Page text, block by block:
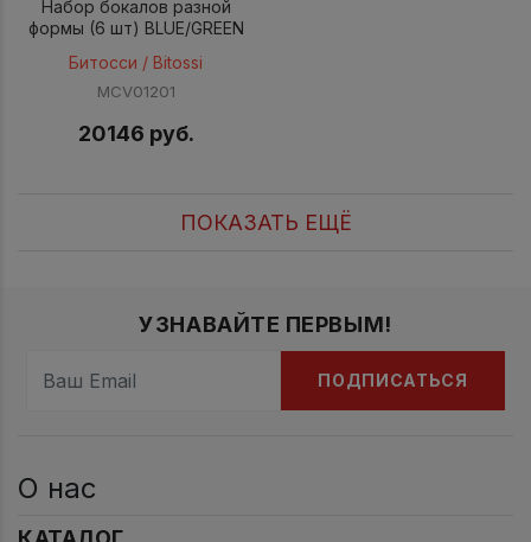
Набор бокалов разной
формы (6 шт) BLUE/GREEN
Битосси / Bitossi
MCV01201
20146 руб.
ПОКАЗАТЬ ЕЩЁ
УЗНАВАЙТЕ ПЕРВЫМ!
ПОДПИСАТЬСЯ
О нас